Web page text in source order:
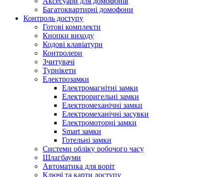
Багатоквартирні домофони
Контроль доступу
Готові комплекти
Кнопки виходу
Кодові клавіатури
Контролери
Зчитувачі
Турнікети
Електрозамки
Електромагнітні замки
Електроригельні замки
Електромеханічні замки
Електромеханічні засувки
Електромоторні замки
Smart замки
Готельні замки
Системи обліку робочого часу
Шлагбауми
Автоматика для воріт
Ключі та карти доступу